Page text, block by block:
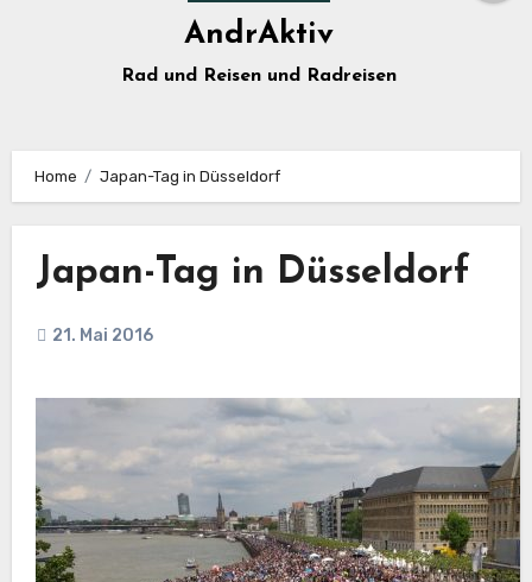
AndrAktiv
Rad und Reisen und Radreisen
Home Japan-Tag in Düsseldorf
Japan-Tag in Düsseldorf
21. Mai 2016